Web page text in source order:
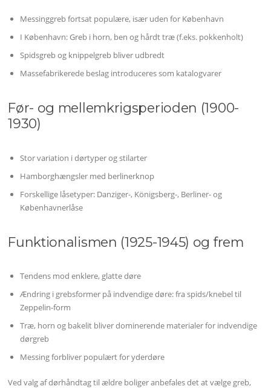
Messinggreb fortsat populære, især uden for København
I København: Greb i horn, ben og hårdt træ (f.eks. pokkenholt)
Spidsgreb og knippelgreb bliver udbredt
Massefabrikerede beslag introduceres som katalogvarer
Før- og mellemkrigsperioden (1900-
1930)
Stor variation i dørtyper og stilarter
Hamborghængsler med berlinerknop
Forskellige låsetyper: Danziger-, Königsberg-, Berliner- og
Københavnerlåse
Funktionalismen (1925-1945) og frem
Tendens mod enklere, glatte døre
Ændring i grebsformer på indvendige døre: fra spids/knebel til
Zeppelin-form
Træ, horn og bakelit bliver dominerende materialer for indvendige
dørgreb
Messing forbliver populært for yderdøre
Ved valg af dørhåndtag til ældre boliger anbefales det at vælge greb,